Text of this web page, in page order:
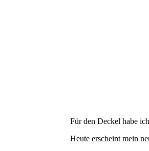
Für den Deckel habe
Heute erscheint mein